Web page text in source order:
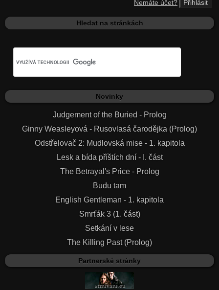
Nemáte účet?
Hledat na stránkách
Novinky
Judgement of the Buried - Prolog
Ginny Weasleyová - Rusovlasá čarodějka (Prolog)
Odstřelovač 2: Mudlovská mise - 1. kapitola
Lesk a bída příštích dní - I. část
The Betrayal's Price - Prolog
Budu tam
English Gentleman - 1. kapitola
Smrťák 3 (1. část)
Setkání v lese
The Killing Past (Prolog)
Partnerské stránky